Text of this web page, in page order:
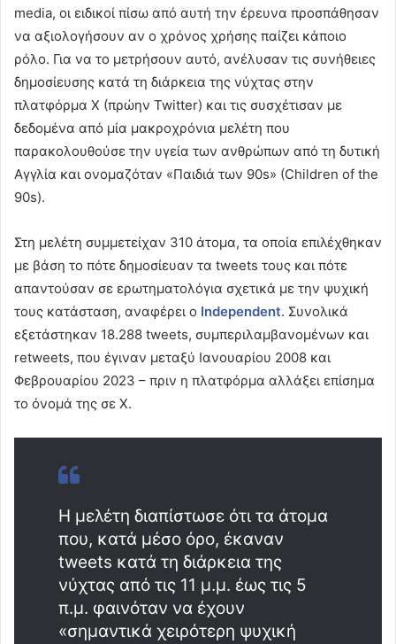
media, οι ειδικοί πίσω από αυτή την έρευνα προσπάθησαν
να αξιολογήσουν αν ο χρόνος χρήσης παίζει κάποιο
ρόλο. Για να το μετρήσουν αυτό, ανέλυσαν τις συνήθειες
δημοσίευσης κατά τη διάρκεια της νύχτας στην
πλατφόρμα X (πρώην Twitter) και τις συσχέτισαν με
δεδομένα από μία μακροχρόνια μελέτη που
παρακολουθούσε την υγεία των ανθρώπων από τη δυτική
Αγγλία και ονομαζόταν «Παιδιά των 90s» (Children of the
90s).
Στη μελέτη συμμετείχαν 310 άτομα, τα οποία επιλέχθηκαν
με βάση το πότε δημοσίευαν τα tweets τους και πότε
απαντούσαν σε ερωτηματολόγια σχετικά με την ψυχική
τους κατάσταση, αναφέρει ο Independent. Συνολικά
εξετάστηκαν 18.288 tweets, συμπεριλαμβανομένων και
retweets, που έγιναν μεταξύ Ιανουαρίου 2008 και
Φεβρουαρίου 2023 – πριν η πλατφόρμα αλλάξει επίσημα
το όνομά της σε X.
Η μελέτη διαπίστωσε ότι τα άτομα
που, κατά μέσο όρο, έκαναν
tweets κατά τη διάρκεια της
νύχτας από τις 11 μ.μ. έως τις 5
π.μ. φαινόταν να έχουν
«σημαντικά χειρότερη ψυχική